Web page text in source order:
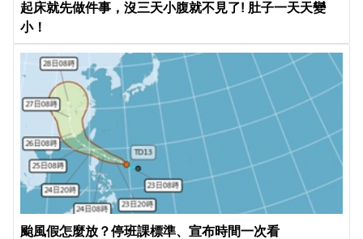
起床就先做件事，沒三天小腹就不見了! 肚子一天天變
小！
颱風假怎麼放？停班課標準、宣布時間一次看